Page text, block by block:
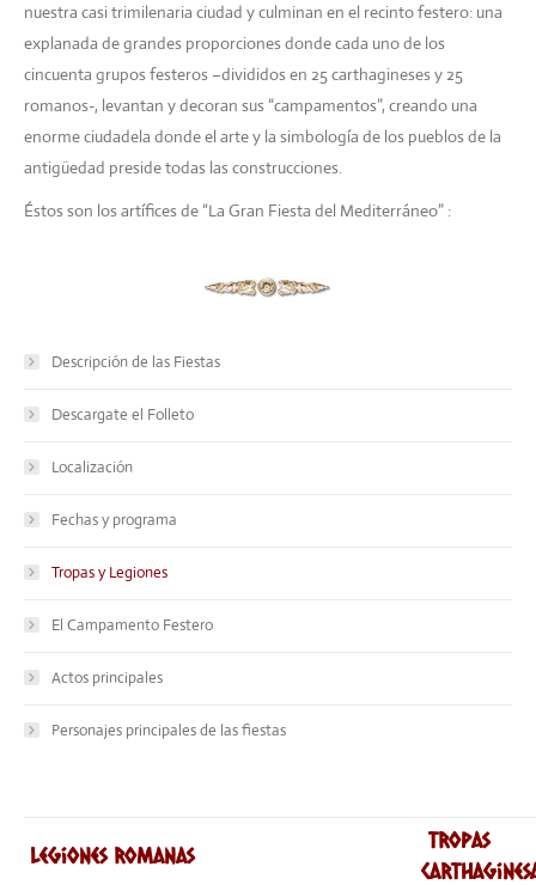
nuestra casi trimilenaria ciudad y culminan en el recinto festero: una
explanada de grandes proporciones donde cada uno de los
cincuenta grupos festeros –divididos en 25 carthagineses y 25
romanos-, levantan y decoran sus “campamentos”, creando una
enorme ciudadela donde el arte y la simbología de los pueblos de la
antigüedad preside todas las construcciones.
Éstos son los artífices de “La Gran Fiesta del Mediterráneo” :
Descripción de las Fiestas
Descargate el Folleto
Localización
Fechas y programa
Tropas y Legiones
El Campamento Festero
Actos principales
Personajes principales de las fiestas
Legiones romanas
Tropas